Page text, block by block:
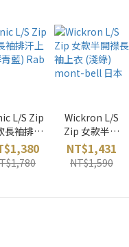
L/S Zip
長袖排汗
(群青藍)
英國
Wickron L/S
Zip 女款半開
襟長袖上衣
(淺綠) mont-
bell 日本
NT$1,431
NT$1,590